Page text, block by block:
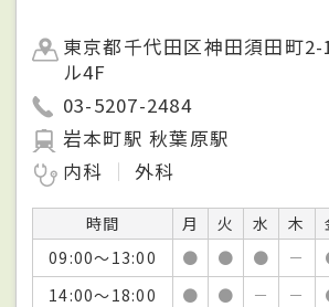
東京都千代田区神田須田町
ル4F
03-5207-2484
岩本町駅 秋葉原駅
内科
外科
時間 月 火 水 木
09:00～13:00
● ● ● －
14:00～18:00
● ● － －